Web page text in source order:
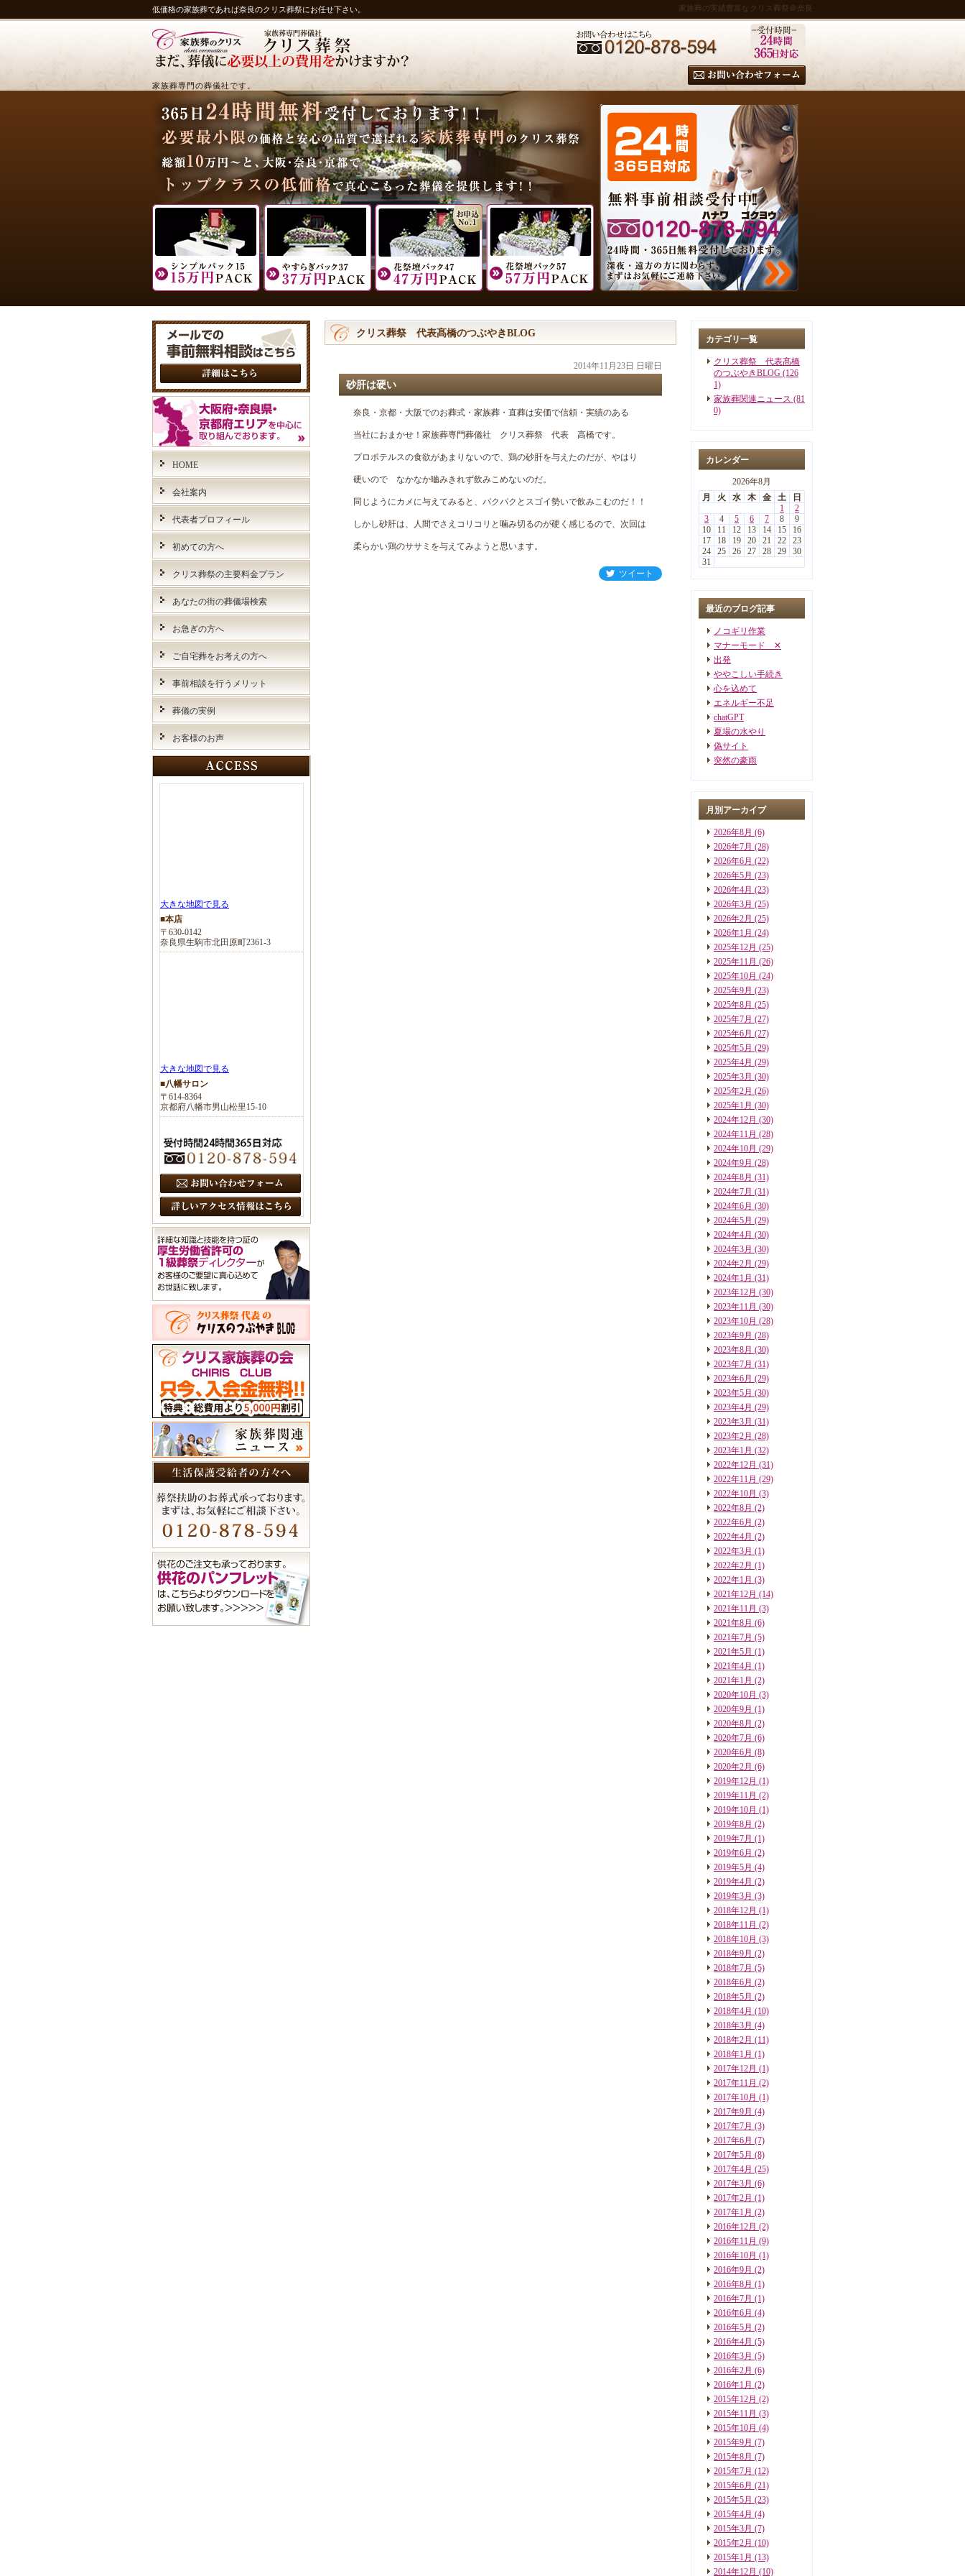
低価格の家族葬であれば奈良のクリス葬祭にお任せ下さい。 家族葬の実績豊富なクリス葬祭＠奈良
家族葬専門の葬儀社です。
クリス葬祭 代表髙橋のつぶやきBLOG
2014年11月23日 日曜日
砂肝は硬い
奈良・京都・大阪でのお葬式・家族葬・直葬は安価で信頼・実績のある
当社におまかせ！家族葬専門葬儀社 クリス葬祭 代表 高橋です。
プロポテルスの食欲があまりないので、鶏の砂肝を与えたのだが、やはり
硬いので なかなか嚙みきれず飲みこめないのだ。
同じようにカメに与えてみると、パクパクとスゴイ勢いで飲みこむのだ！！
しかし砂肝は、人間でさえコリコリと噛み切るのが硬く感じるので、次回は
柔らかい鶏のササミを与えてみようと思います。
ツイート
カテゴリ一覧
クリス葬祭 代表髙橋
のつぶやきBLOG (126
1)
家族葬関連ニュース (81
0)
カレンダー
2026年8月
月
火 水 木 金 土
日
1
2
3
4 5 6 7 8
9
10
11 12 13 14 15
16
17
18 19 20 21 22
23
24
25 26 27 28 29
30
31
最近のブログ記事
ノコギリ作業
マナーモード ✕
出発
ややこしい手続き
心を込めて
エネルギー不足
chatGPT
夏場の水やり
偽サイト
突然の豪雨
月別アーカイブ
2026年8月 (6)
2026年7月 (28)
2026年6月 (22)
2026年5月 (23)
2026年4月 (23)
2026年3月 (25)
2026年2月 (25)
2026年1月 (24)
2025年12月 (25)
2025年11月 (26)
2025年10月 (24)
2025年9月 (23)
2025年8月 (25)
2025年7月 (27)
2025年6月 (27)
2025年5月 (29)
2025年4月 (29)
2025年3月 (30)
2025年2月 (26)
2025年1月 (30)
2024年12月 (30)
2024年11月 (28)
2024年10月 (29)
2024年9月 (28)
2024年8月 (31)
2024年7月 (31)
2024年6月 (30)
2024年5月 (29)
2024年4月 (30)
2024年3月 (30)
2024年2月 (29)
2024年1月 (31)
2023年12月 (30)
2023年11月 (30)
2023年10月 (28)
2023年9月 (28)
2023年8月 (30)
2023年7月 (31)
2023年6月 (29)
2023年5月 (30)
2023年4月 (29)
2023年3月 (31)
2023年2月 (28)
2023年1月 (32)
2022年12月 (31)
2022年11月 (29)
2022年10月 (3)
2022年8月 (2)
2022年6月 (2)
2022年4月 (2)
2022年3月 (1)
2022年2月 (1)
2022年1月 (3)
2021年12月 (14)
2021年11月 (3)
2021年8月 (6)
2021年7月 (5)
2021年5月 (1)
2021年4月 (1)
2021年1月 (2)
2020年10月 (3)
2020年9月 (1)
2020年8月 (2)
2020年7月 (6)
2020年6月 (8)
2020年2月 (6)
2019年12月 (1)
2019年11月 (2)
2019年10月 (1)
2019年8月 (2)
2019年7月 (1)
2019年6月 (2)
2019年5月 (4)
2019年4月 (2)
2019年3月 (3)
2018年12月 (1)
2018年11月 (2)
2018年10月 (3)
2018年9月 (2)
2018年7月 (5)
2018年6月 (2)
2018年5月 (2)
2018年4月 (10)
2018年3月 (4)
2018年2月 (11)
2018年1月 (1)
2017年12月 (1)
2017年11月 (2)
2017年10月 (1)
2017年9月 (4)
2017年7月 (3)
2017年6月 (7)
2017年5月 (8)
2017年4月 (25)
2017年3月 (6)
2017年2月 (1)
2017年1月 (2)
2016年12月 (2)
2016年11月 (9)
2016年10月 (1)
2016年9月 (2)
2016年8月 (1)
2016年7月 (1)
2016年6月 (4)
2016年5月 (2)
2016年4月 (5)
2016年3月 (5)
2016年2月 (6)
2016年1月 (2)
2015年12月 (2)
2015年11月 (3)
2015年10月 (4)
2015年9月 (7)
2015年8月 (7)
2015年7月 (12)
2015年6月 (21)
2015年5月 (23)
2015年4月 (4)
2015年3月 (7)
2015年2月 (10)
2015年1月 (13)
2014年12月 (10)
HOME
会社案内
代表者プロフィール
初めての方へ
クリス葬祭の主要料金プラン
あなたの街の葬儀場検索
お急ぎの方へ
ご自宅葬をお考えの方へ
事前相談を行うメリット
葬儀の実例
お客様のお声
大きな地図で見る
■本店
〒630-0142
奈良県生駒市北田原町2361-3
大きな地図で見る
■八幡サロン
〒614-8364
京都府八幡市男山松里15-10